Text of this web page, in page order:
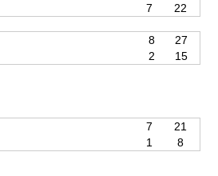
7 22
8
27
2 15
7
21
1 8